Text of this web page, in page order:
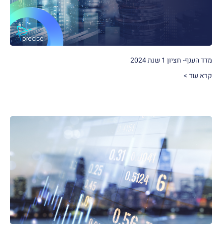
מדד הענף- חציון 1 שנת 2024
קרא עוד >